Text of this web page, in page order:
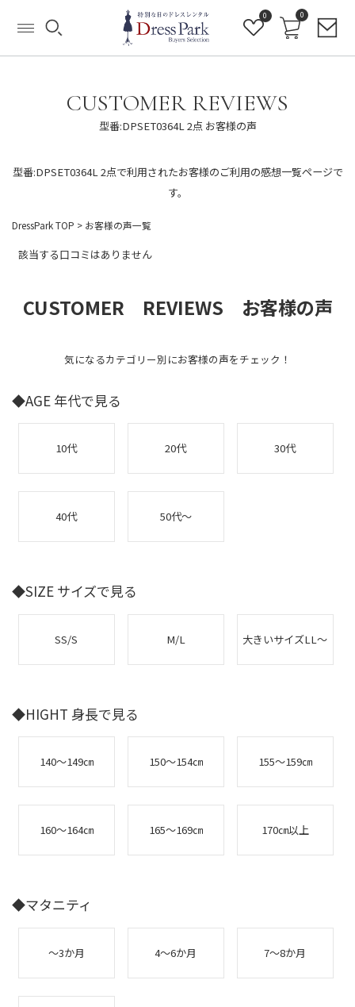
0 0
CUSTOMER REVIEWS
型番:DPSET0364L 2点 お客様の声
型番:DPSET0364L 2点で利用されたお客様のご利用の感想一覧ページで
す。
DressPark TOP > お客様の声一覧
該当する口コミはありません
CUSTOMER REVIEWS お客様の声
気になるカテゴリー別にお客様の声をチェック！
◆AGE 年代で見る
10代 20代 30代
40代 50代～
◆SIZE サイズで見る
SS/S M/L 大きいサイズLL～
◆HIGHT 身長で見る
140～149㎝ 150～154㎝ 155～159㎝
160～164㎝ 165～169㎝ 170㎝以上
◆マタニティ
～3か月 4～6か月 7～8か月